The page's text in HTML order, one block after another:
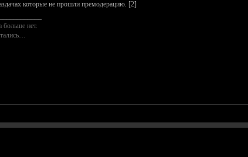
которые не прошли премодерацию. [2]
нет.